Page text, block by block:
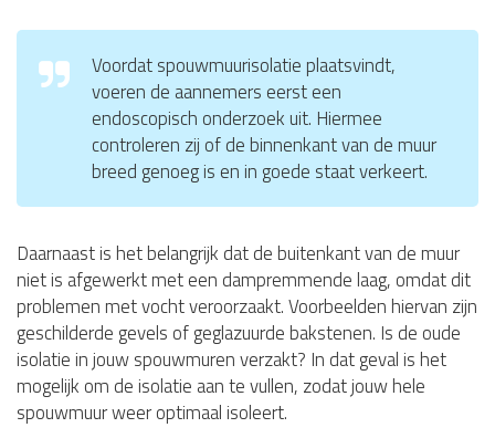
Voordat spouwmuurisolatie plaatsvindt,
voeren de aannemers eerst een
endoscopisch onderzoek uit. Hiermee
controleren zij of de binnenkant van de muur
breed genoeg is en in goede staat verkeert.
Daarnaast is het belangrijk dat de buitenkant van de muur
niet is afgewerkt met een dampremmende laag, omdat dit
problemen met vocht veroorzaakt. Voorbeelden hiervan zijn
geschilderde gevels of geglazuurde bakstenen. Is de oude
isolatie in jouw spouwmuren verzakt? In dat geval is het
mogelijk om de isolatie aan te vullen, zodat jouw hele
spouwmuur weer optimaal isoleert.